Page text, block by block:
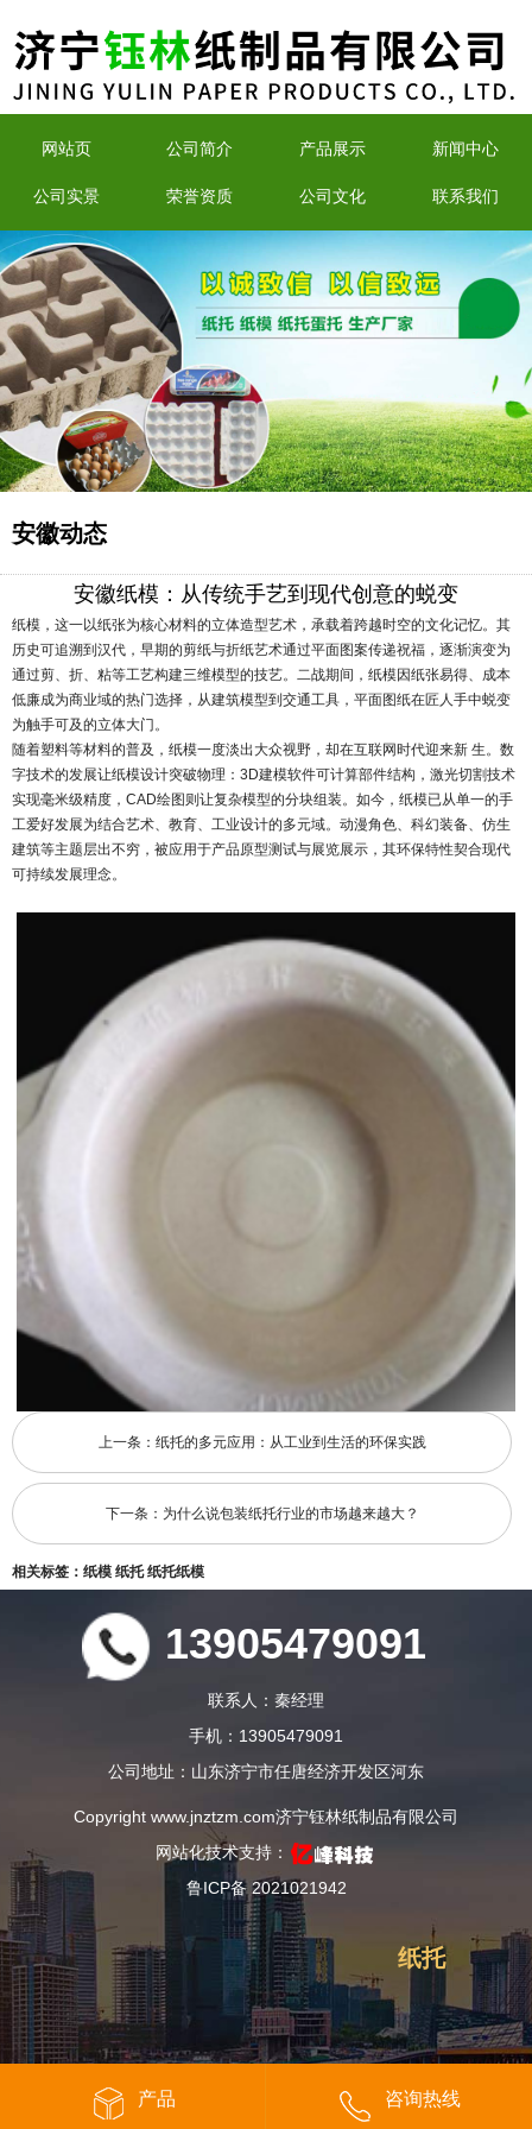
网站页 公司简介 产品展示 新闻中心
公司实景 荣誉资质 公司文化 联系我们
安徽动态
安徽纸模：从传统手艺到现代创意的蜕变
纸模 ，这一以纸张为核心材料的立体造型艺术，承载着跨越时空的文化记忆。其
历史可追溯到汉代，早期的剪纸与折纸艺术通过平面图案传递祝福，逐渐演变为
通过剪、折、粘等工艺构建三维模型的技艺。二战期间，纸模因纸张易得、成本
低廉成为商业域的热门选择，从建筑模型到交通工具，平面图纸在匠人手中蜕变
为触手可及的立体大门。
随着塑料等材料的普及，纸模一度淡出大众视野，却在互联网时代迎来新 生。数
字技术的发展让纸模设计突破物理：3D建模软件可计算部件结构，激光切割技术
实现毫米级精度，CAD绘图则让复杂模型的分块组装。如今，纸模已从单一的手
工爱好发展为结合艺术、教育、工业设计的多元域。动漫角色、科幻装备、仿生
建筑等主题层出不穷，被应用于产品原型测试与展览展示，其环保特性契合现代
可持续发展理念。
上一条： 纸托的多元应用：从工业到生活的环保实践
下一条： 为什么说包装纸托行业的市场越来越大？
相关标签： 纸模 纸托 纸托纸模
13905479091
联系人：秦经理
手机：13905479091
公司地址：山东济宁市任唐经济开发区河东
Copyright www.jnztzm.com济宁钰林纸制品有限公司
网站化技术支持：
鲁ICP备 2021021942
纸托
产品 咨询热线